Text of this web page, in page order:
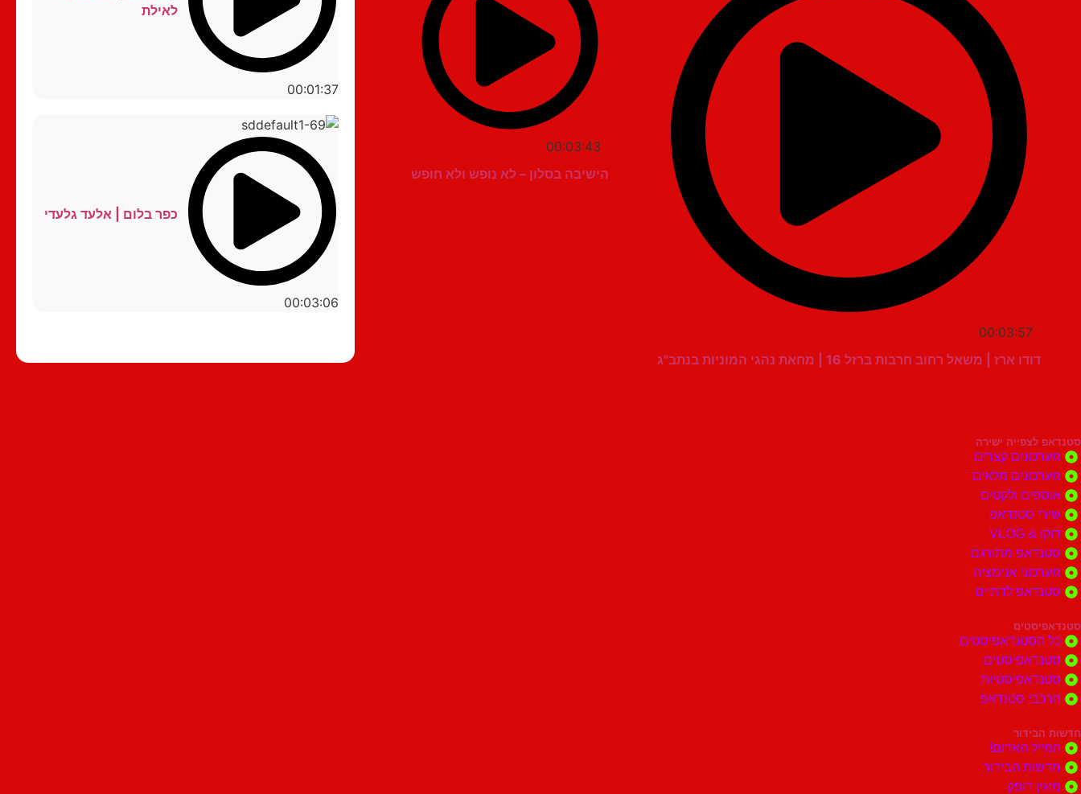
00:03:57
דודו ארז | משאל רחוב חרבות ברזל 16 | מחאת נהגי המוניות בנתב"ג
00:03:43
הישיבה בסלון – לא נופש ולא חופש
00:01:37
לאילת
00:03:06
כפר בלום | אלעד גלעדי
סטנדאפ לצפייה ישירה
מערכונים קצרים
מערכונים מלאים
אוספים ולקטים
שירי סטנדאפ
דוקו & VLOG
סטנדאפ מתורגם
מערכוני אנימציה
סטנדאפ לדתיים
סטנדאפיסטים
כל הסטנדאפיסטים
סטנדאפיסטים
סטנדאפיסטיות
הרכבי סטנדאפ
חדשות הבידור
המייל האדום!
חדשות הבידור
מזגין דופק